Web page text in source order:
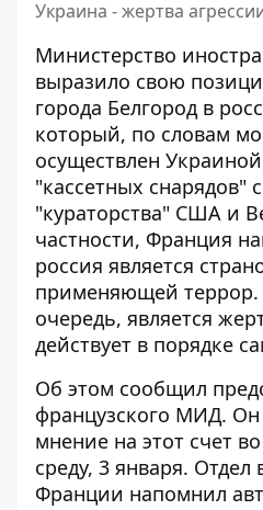
Украина - жертва
Министерство
выразило свою
города Белгород в
который, по словам
осуществлен
"кассетных снарядов"
"кураторства" США и
частности, Франция
россия является
применяющей террор.
очередь, является
действует в порядке
Об этом сообщил
французского МИД.
мнение на этот счет
среду, 3 января. Отдел
Франции напомнил